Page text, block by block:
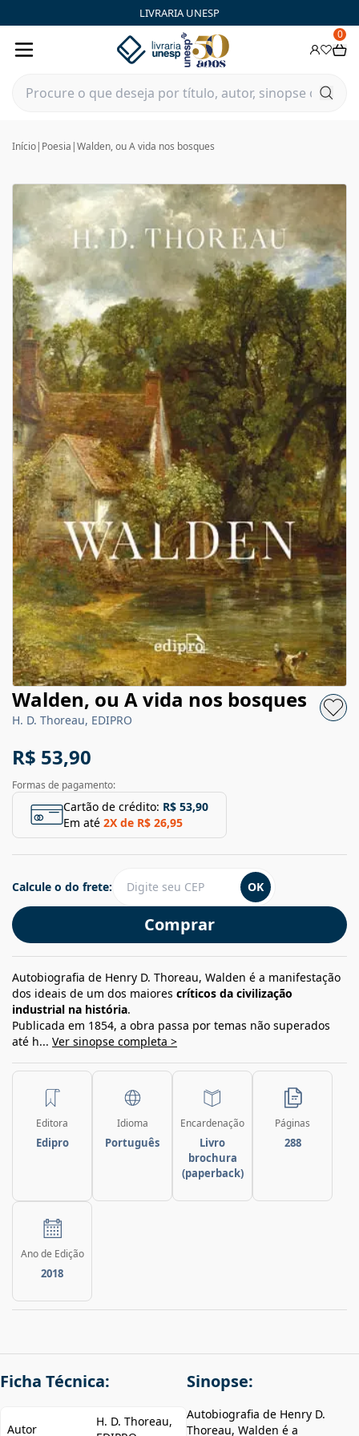
LIVRARIA UNESP
0
Início| Poesia |Walden, ou A vida nos bosques
Walden, ou A vida nos bosques
H. D. Thoreau, EDIPRO
R$ 53,90
Formas de pagamento:
Cartão de crédito: R$ 53,90
Em até 2X de R$ 26,95
Comprar
Calcule o do frete: OK
Autobiografia de Henry D. Thoreau, Walden é a manifestação
dos ideais de um dos maiores críticos da civilização
industrial na história.
Publicada em 1854, a obra passa por temas não superados
até h... Ver sinopse completa >
Editora
Edipro
Idioma
Português
Encardenação
Livro
brochura
(paperback)
Páginas
288
Ano de Edição
2018
Ficha Técnica:
Autor
H. D. Thoreau,
Sinopse:
Autobiografia de Henry D.
Thoreau, Walden é a